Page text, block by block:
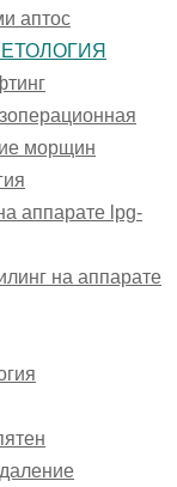
аптос
морщин
аппарате lpg-
на аппарате